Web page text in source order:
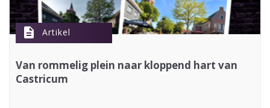
description Artikel
Van rommelig plein naar kloppend hart van
Castricum